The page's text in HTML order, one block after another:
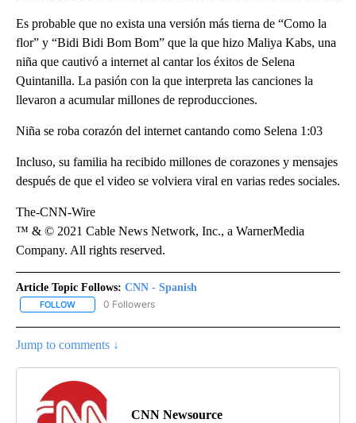
Es probable que no exista una versión más tierna de “Como la
flor” y “Bidi Bidi Bom Bom” que la que hizo Maliya Kabs, una
niña que cautivó a internet al cantar los éxitos de Selena
Quintanilla. La pasión con la que interpreta las canciones la
llevaron a acumular millones de reproducciones.
Niña se roba corazón del internet cantando como Selena 1:03
Incluso, su familia ha recibido millones de corazones y mensajes
después de que el video se volviera viral en varias redes sociales.
The-CNN-Wire
™ & © 2021 Cable News Network, Inc., a WarnerMedia
Company. All rights reserved.
Article Topic Follows: CNN - Spanish
FOLLOW FOLLOW "CNN - SPANISH" TO RECEIVE NOTIFICATIONS ABOUT
0 Followers
Jump to comments ↓
CNN Newsource